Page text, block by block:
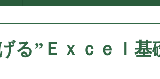
いて
ついて
って
る”Ｅｘｃｅｌ基